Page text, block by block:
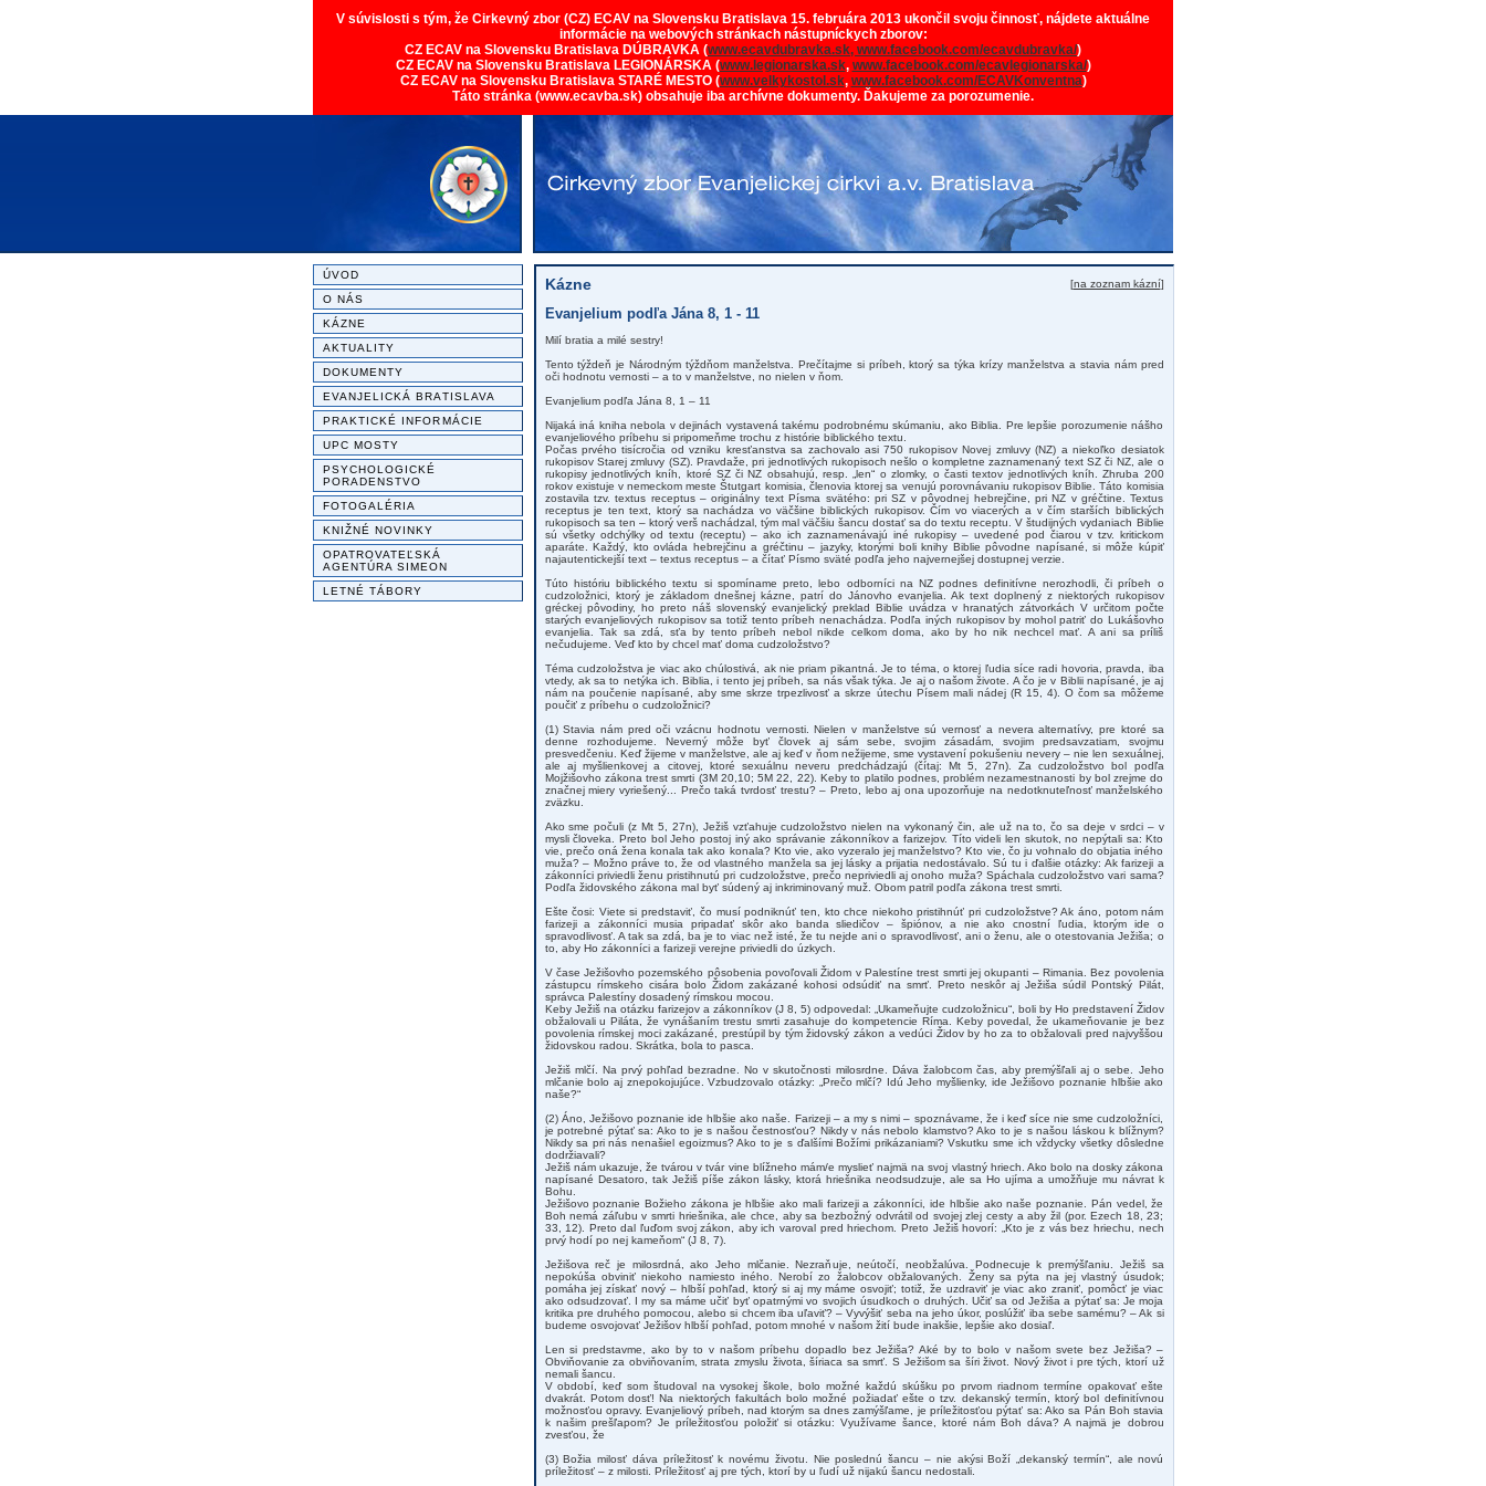
V súvislosti s tým, že Cirkevný zbor (CZ) ECAV na Slovensku Bratislava 15. februára 2013 ukončil svoju činnosť, nájdete aktuálne
informácie na webových stránkach nástupníckych zborov:
CZ ECAV na Slovensku Bratislava DÚBRAVKA (www.ecavdubravka.sk, www.facebook.com/ecavdubravka/)
CZ ECAV na Slovensku Bratislava LEGIONÁRSKA (www.legionarska.sk, www.facebook.com/ecavlegionarska/)
CZ ECAV na Slovensku Bratislava STARÉ MESTO (www.velkykostol.sk, www.facebook.com/ECAVKonventna)
Táto stránka (www.ecavba.sk) obsahuje iba archívne dokumenty. Ďakujeme za porozumenie.
ÚVOD
O NÁS
KÁZNE
AKTUALITY
DOKUMENTY
EVANJELICKÁ BRATISLAVA
PRAKTICKÉ INFORMÁCIE
UPC MOSTY
PSYCHOLOGICKÉ
PORADENSTVO
FOTOGALÉRIA
KNIŽNÉ NOVINKY
OPATROVATEĽSKÁ
AGENTÚRA SIMEON
LETNÉ TÁBORY
Kázne [na zoznam kázní]
Evanjelium podľa Jána 8, 1 - 11
Milí bratia a milé sestry!
Tento týždeň je Národným týždňom manželstva. Prečítajme si príbeh, ktorý sa týka krízy manželstva a stavia nám pred
oči hodnotu vernosti – a to v manželstve, no nielen v ňom.
Evanjelium podľa Jána 8, 1 – 11
Nijaká iná kniha nebola v dejinách vystavená takému podrobnému skúmaniu, ako Biblia. Pre lepšie porozumenie nášho
evanjeliového príbehu si pripomeňme trochu z histórie biblického textu.
Počas prvého tisícročia od vzniku kresťanstva sa zachovalo asi 750 rukopisov Novej zmluvy (NZ) a niekoľko desiatok
rukopisov Starej zmluvy (SZ). Pravdaže, pri jednotlivých rukopisoch nešlo o kompletne zaznamenaný text SZ či NZ, ale o
rukopisy jednotlivých kníh, ktoré SZ či NZ obsahujú, resp. „len“ o zlomky, o časti textov jednotlivých kníh. Zhruba 200
rokov existuje v nemeckom meste Štutgart komisia, členovia ktorej sa venujú porovnávaniu rukopisov Biblie. Táto komisia
zostavila tzv. textus receptus – originálny text Písma svätého: pri SZ v pôvodnej hebrejčine, pri NZ v gréčtine. Textus
receptus je ten text, ktorý sa nachádza vo väčšine biblických rukopisov. Čím vo viacerých a v čím starších biblických
rukopisoch sa ten – ktorý verš nachádzal, tým mal väčšiu šancu dostať sa do textu receptu. V študijných vydaniach Biblie
sú všetky odchýlky od textu (receptu) – ako ich zaznamenávajú iné rukopisy – uvedené pod čiarou v tzv. kritickom
aparáte. Každý, kto ovláda hebrejčinu a gréčtinu – jazyky, ktorými boli knihy Biblie pôvodne napísané, si môže kúpiť
najautentickejší text – textus receptus – a čítať Písmo sväté podľa jeho najvernejšej dostupnej verzie.
Túto históriu biblického textu si spomíname preto, lebo odborníci na NZ podnes definitívne nerozhodli, či príbeh o
cudzoložnici, ktorý je základom dnešnej kázne, patrí do Jánovho evanjelia. Ak text doplnený z niektorých rukopisov
gréckej pôvodiny, ho preto náš slovenský evanjelický preklad Biblie uvádza v hranatých zátvorkách V určitom počte
starých evanjeliových rukopisov sa totiž tento príbeh nenachádza. Podľa iných rukopisov by mohol patriť do Lukášovho
evanjelia. Tak sa zdá, sťa by tento príbeh nebol nikde celkom doma, ako by ho nik nechcel mať. A ani sa príliš
nečudujeme. Veď kto by chcel mať doma cudzoložstvo?
Téma cudzoložstva je viac ako chúlostivá, ak nie priam pikantná. Je to téma, o ktorej ľudia síce radi hovoria, pravda, iba
vtedy, ak sa to netýka ich. Biblia, i tento jej príbeh, sa nás však týka. Je aj o našom živote. A čo je v Biblii napísané, je aj
nám na poučenie napísané, aby sme skrze trpezlivosť a skrze útechu Písem mali nádej (R 15, 4). O čom sa môžeme
poučiť z príbehu o cudzoložnici?
(1) Stavia nám pred oči vzácnu hodnotu vernosti. Nielen v manželstve sú vernosť a nevera alternatívy, pre ktoré sa
denne rozhodujeme. Neverný môže byť človek aj sám sebe, svojim zásadám, svojim predsavzatiam, svojmu
presvedčeniu. Keď žijeme v manželstve, ale aj keď v ňom nežijeme, sme vystavení pokušeniu nevery – nie len sexuálnej,
ale aj myšlienkovej a citovej, ktoré sexuálnu neveru predchádzajú (čítaj: Mt 5, 27n). Za cudzoložstvo bol podľa
Mojžišovho zákona trest smrti (3M 20,10; 5M 22, 22). Keby to platilo podnes, problém nezamestnanosti by bol zrejme do
značnej miery vyriešený... Prečo taká tvrdosť trestu? – Preto, lebo aj ona upozorňuje na nedotknuteľnosť manželského
zväzku.
Ako sme počuli (z Mt 5, 27n), Ježiš vzťahuje cudzoložstvo nielen na vykonaný čin, ale už na to, čo sa deje v srdci – v
mysli človeka. Preto bol Jeho postoj iný ako správanie zákonníkov a farizejov. Títo videli len skutok, no nepýtali sa: Kto
vie, prečo oná žena konala tak ako konala? Kto vie, ako vyzeralo jej manželstvo? Kto vie, čo ju vohnalo do objatia iného
muža? – Možno práve to, že od vlastného manžela sa jej lásky a prijatia nedostávalo. Sú tu i ďalšie otázky: Ak farizeji a
zákonníci priviedli ženu pristihnutú pri cudzoložstve, prečo nepriviedli aj onoho muža? Spáchala cudzoložstvo vari sama?
Podľa židovského zákona mal byť súdený aj inkriminovaný muž. Obom patril podľa zákona trest smrti.
Ešte čosi: Viete si predstaviť, čo musí podniknúť ten, kto chce niekoho pristihnúť pri cudzoložstve? Ak áno, potom nám
farizeji a zákonníci musia pripadať skôr ako banda sliedičov – špiónov, a nie ako cnostní ľudia, ktorým ide o
spravodlivosť. A tak sa zdá, ba je to viac než isté, že tu nejde ani o spravodlivosť, ani o ženu, ale o otestovania Ježiša; o
to, aby Ho zákonníci a farizeji verejne priviedli do úzkych.
V čase Ježišovho pozemského pôsobenia povoľovali Židom v Palestíne trest smrti jej okupanti – Rimania. Bez povolenia
zástupcu rímskeho cisára bolo Židom zakázané kohosi odsúdiť na smrť. Preto neskôr aj Ježiša súdil Pontský Pilát,
správca Palestíny dosadený rímskou mocou.
Keby Ježiš na otázku farizejov a zákonníkov (J 8, 5) odpovedal: „Ukameňujte cudzoložnicu“, boli by Ho predstavení Židov
obžalovali u Piláta, že vynášaním trestu smrti zasahuje do kompetencie Ríma. Keby povedal, že ukameňovanie je bez
povolenia rímskej moci zakázané, prestúpil by tým židovský zákon a vedúci Židov by ho za to obžalovali pred najvyššou
židovskou radou. Skrátka, bola to pasca.
Ježiš mlčí. Na prvý pohľad bezradne. No v skutočnosti milosrdne. Dáva žalobcom čas, aby premýšľali aj o sebe. Jeho
mlčanie bolo aj znepokojujúce. Vzbudzovalo otázky: „Prečo mlčí? Idú Jeho myšlienky, ide Ježišovo poznanie hlbšie ako
naše?“
(2) Áno, Ježišovo poznanie ide hlbšie ako naše. Farizeji – a my s nimi – spoznávame, že i keď síce nie sme cudzoložníci,
je potrebné pýtať sa: Ako to je s našou čestnosťou? Nikdy v nás nebolo klamstvo? Ako to je s našou láskou k blížnym?
Nikdy sa pri nás nenašiel egoizmus? Ako to je s ďalšími Božími prikázaniami? Vskutku sme ich vždycky všetky dôsledne
dodržiavali?
Ježiš nám ukazuje, že tvárou v tvár vine blížneho mám/e myslieť najmä na svoj vlastný hriech. Ako bolo na dosky zákona
napísané Desatoro, tak Ježiš píše zákon lásky, ktorá hriešnika neodsudzuje, ale sa Ho ujíma a umožňuje mu návrat k
Bohu.
Ježišovo poznanie Božieho zákona je hlbšie ako mali farizeji a zákonníci, ide hlbšie ako naše poznanie. Pán vedel, že
Boh nemá záľubu v smrti hriešnika, ale chce, aby sa bezbožný odvrátil od svojej zlej cesty a aby žil (por. Ezech 18, 23;
33, 12). Preto dal ľuďom svoj zákon, aby ich varoval pred hriechom. Preto Ježiš hovorí: „Kto je z vás bez hriechu, nech
prvý hodí po nej kameňom“ (J 8, 7).
Ježišova reč je milosrdná, ako Jeho mlčanie. Nezraňuje, neútočí, neobžalúva. Podnecuje k premýšľaniu. Ježiš sa
nepokúša obviniť niekoho namiesto iného. Nerobí zo žalobcov obžalovaných. Ženy sa pýta na jej vlastný úsudok;
pomáha jej získať nový – hlbší pohľad, ktorý si aj my máme osvojiť; totiž, že uzdraviť je viac ako zraniť, pomôcť je viac
ako odsudzovať. I my sa máme učiť byť opatrnými vo svojich úsudkoch o druhých. Učiť sa od Ježiša a pýtať sa: Je moja
kritika pre druhého pomocou, alebo si chcem iba uľaviť? – Vyvýšiť seba na jeho úkor, poslúžiť iba sebe samému? – Ak si
budeme osvojovať Ježišov hlbší pohľad, potom mnohé v našom žití bude inakšie, lepšie ako dosiaľ.
Len si predstavme, ako by to v našom príbehu dopadlo bez Ježiša? Aké by to bolo v našom svete bez Ježiša? –
Obviňovanie za obviňovaním, strata zmyslu života, šíriaca sa smrť. S Ježišom sa šíri život. Nový život i pre tých, ktorí už
nemali šancu.
V období, keď som študoval na vysokej škole, bolo možné každú skúšku po prvom riadnom termíne opakovať ešte
dvakrát. Potom dosť! Na niektorých fakultách bolo možné požiadať ešte o tzv. dekanský termín, ktorý bol definitívnou
možnosťou opravy. Evanjeliový príbeh, nad ktorým sa dnes zamýšľame, je príležitosťou pýtať sa: Ako sa Pán Boh stavia
k našim prešľapom? Je príležitosťou položiť si otázku: Využívame šance, ktoré nám Boh dáva? A najmä je dobrou
zvesťou, že
(3) Božia milosť dáva príležitosť k novému životu. Nie poslednú šancu – nie akýsi Boží „dekanský termín“, ale novú
príležitosť – z milosti. Príležitosť aj pre tých, ktorí by u ľudí už nijakú šancu nedostali.